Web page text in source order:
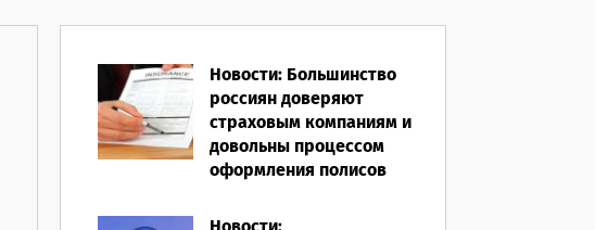
Новости: Большинство
россиян доверяют
страховым компаниям и
довольны процессом
оформления полисов